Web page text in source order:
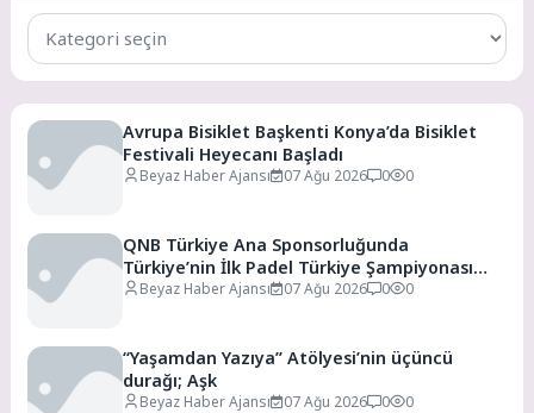
Tüm
Kategoriler
Avrupa Bisiklet Başkenti Konya’da Bisiklet
Festivali Heyecanı Başladı
Beyaz Haber Ajansı 07 Ağu 2026 0 0
QNB Türkiye Ana Sponsorluğunda
Türkiye’nin İlk Padel Türkiye Şampiyonası
Başlıyor
Beyaz Haber Ajansı 07 Ağu 2026 0 0
“Yaşamdan Yazıya” Atölyesi’nin üçüncü
durağı; Aşk
Beyaz Haber Ajansı 07 Ağu 2026 0 0